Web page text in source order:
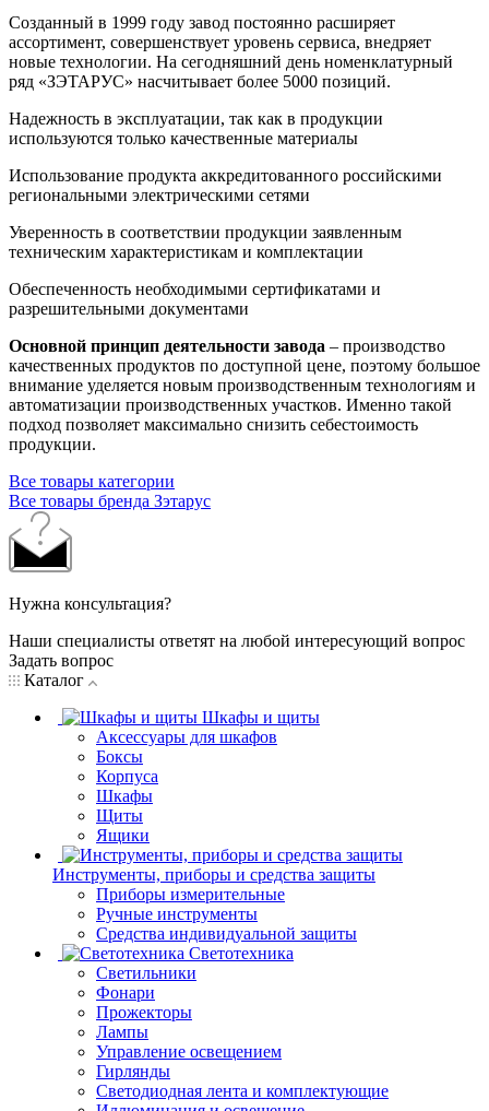
Созданный в 1999 году завод постоянно расширяет
ассортимент, совершенствует уровень сервиса, внедряет
новые технологии. На сегодняшний день номенклатурный
ряд «ЗЭТАРУС» насчитывает более 5000 позиций.
Надежность в эксплуатации, так как в продукции
используются только качественные материалы
Использование продукта аккредитованного российскими
региональными электрическими сетями
Уверенность в соответствии продукции заявленным
техническим характеристикам и комплектации
Обеспеченность необходимыми сертификатами и
разрешительными документами
Основной принцип деятельности завода – производство
качественных продуктов по доступной цене, поэтому большое
внимание уделяется новым производственным технологиям и
автоматизации производственных участков. Именно такой
подход позволяет максимально снизить себестоимость
продукции.
Все товары категории
Все товары бренда Зэтарус
Нужна консультация?
Наши специалисты ответят на любой интересующий вопрос
Задать вопрос
Каталог
Шкафы и щиты
Аксессуары для шкафов
Боксы
Корпуса
Шкафы
Щиты
Ящики
Инструменты, приборы и средства защиты
Приборы измерительные
Ручные инструменты
Средства индивидуальной защиты
Светотехника
Светильники
Фонари
Прожекторы
Лампы
Управление освещением
Гирлянды
Светодиодная лента и комплектующие